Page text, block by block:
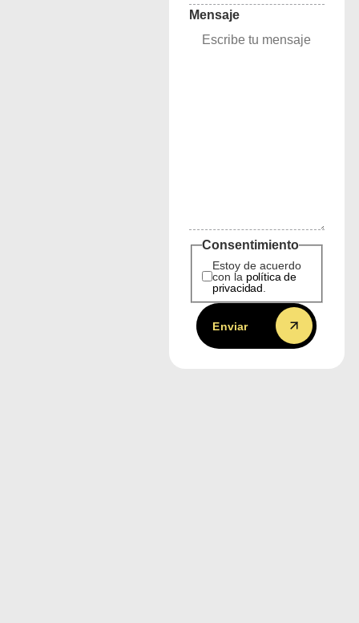
Mensaje
Consentimiento
Estoy de acuerdo
con la política de
privacidad
Enviar